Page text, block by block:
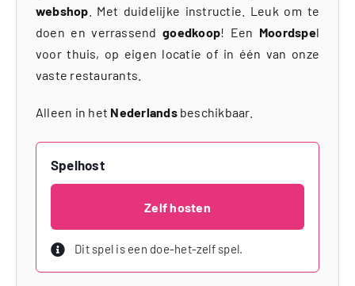
webshop . Met duidelijke instructie. Leuk om te
doen en verrassendgoedkoop! Een Moordspel
voor thuis, op eigen locatie of in één van onze
vaste restaurants.
Alleen in het Nederlandsbeschikbaar.
Spelhost
Zelf hosten
Dit spel is een doe-het-zelf spel.